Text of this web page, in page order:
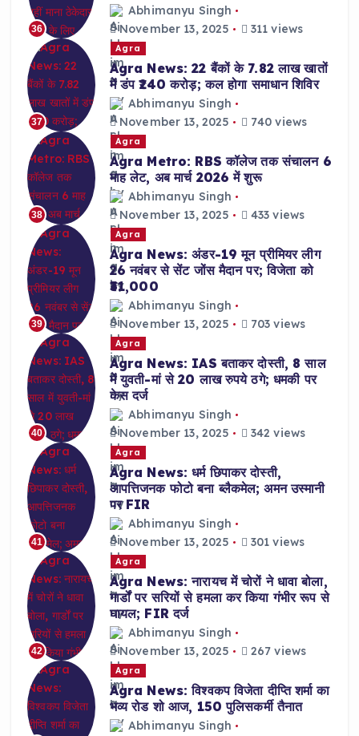
36
Abhimanyu Singh
November 13, 2025
311 views
37
Agra
Agra News: 22 बैंकों के 7.82 लाख खातों
में डंप ₹240 करोड़; कल होगा समाधान शिविर
Abhimanyu Singh
November 13, 2025
740 views
38
Agra
Agra Metro: RBS कॉलेज तक संचालन 6
माह लेट, अब मार्च 2026 में शुरू
Abhimanyu Singh
November 13, 2025
433 views
39
Agra
Agra News: अंडर-19 मून प्रीमियर लीग
26 नवंबर से सेंट जोंस मैदान पर; विजेता को
₹31,000
Abhimanyu Singh
November 13, 2025
703 views
40
Agra
Agra News: IAS बताकर दोस्ती, 8 साल
में युवती-मां से 20 लाख रुपये ठगे; धमकी पर
केस दर्ज
Abhimanyu Singh
November 13, 2025
342 views
41
Agra
Agra News: धर्म छिपाकर दोस्ती,
आपत्तिजनक फोटो बना ब्लैकमेल; अमन उस्मानी
पर FIR
Abhimanyu Singh
November 13, 2025
301 views
42
Agra
Agra News: नारायच में चोरों ने धावा बोला,
गार्डों पर सरियों से हमला कर किया गंभीर रूप से
घायल; FIR दर्ज
Abhimanyu Singh
November 13, 2025
267 views
Agra
Agra News: विश्वकप विजेता दीप्ति शर्मा का
भव्य रोड शो आज, 150 पुलिसकर्मी तैनात
Abhimanyu Singh